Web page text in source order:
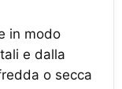
in modo
e dalla
o secca